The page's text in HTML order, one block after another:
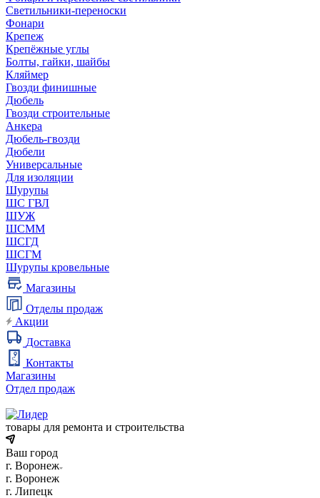
Светильники-переноски
Фонари
Крепеж
Крепёжные углы
Болты, гайки, шайбы
Кляймер
Гвозди финишные
Дюбель
Гвозди строительные
Анкера
Дюбель-гвозди
Дюбели
Универсальные
Для изоляции
Шурупы
ШС ГВЛ
ШУЖ
ШСММ
ШСГД
ШСГМ
Шурупы кровельные
Магазины
Отделы продаж
Акции
Доставка
Контакты
Магазины
Отдел продаж
товары для ремонта и строительства
Ваш город
г. Воронеж
г. Воронеж
г. Липецк